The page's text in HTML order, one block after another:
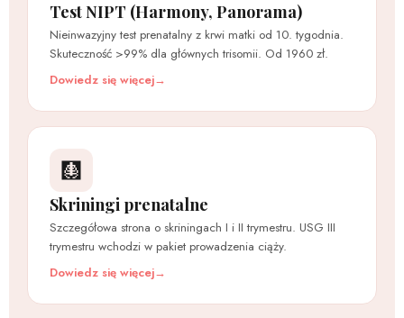
Test NIPT (Harmony, Panorama)
Nieinwazyjny test prenatalny z krwi matki od 10. tygodnia.
Skuteczność >99% dla głównych trisomii. Od 1960 zł.
Dowiedz się więcej
🩻
Skriningi prenatalne
Szczegółowa strona o skriningach I i II trymestru. USG III
trymestru wchodzi w pakiet prowadzenia ciąży.
Dowiedz się więcej